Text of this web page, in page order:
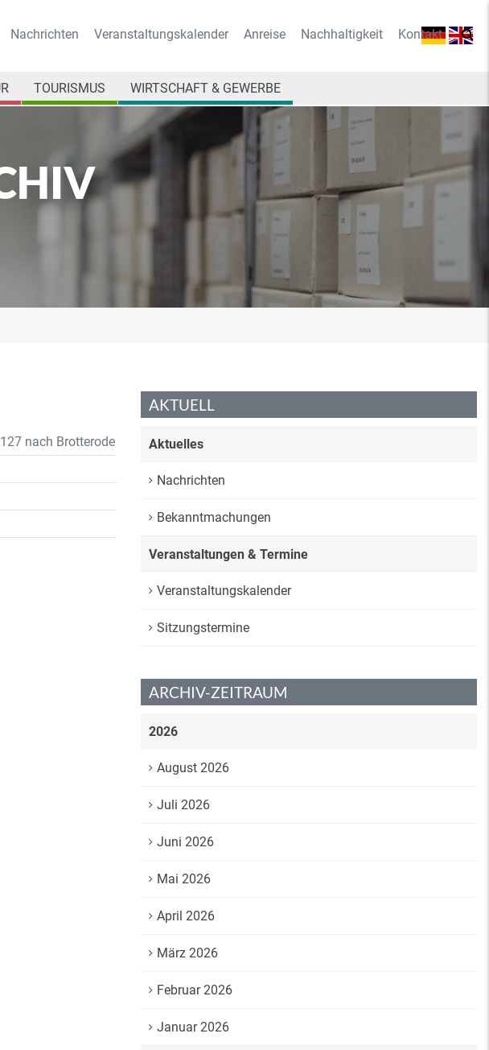
Nachrichten Veranstaltungskalender Anreise Nachhaltigkeit Kontakt
TOURISMUS WIRTSCHAFT & GEWERBE
nach Brotterode
AKTUELL
Aktuelles
Nachrichten
Bekanntmachungen
Veranstaltungen & Termine
Veranstaltungskalender
Sitzungstermine
ARCHIV-ZEITRAUM
2026
August 2026
Juli 2026
Juni 2026
Mai 2026
April 2026
März 2026
Februar 2026
Januar 2026